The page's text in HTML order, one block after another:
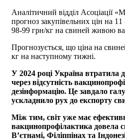
Аналітичний відділ Асоціації
прогноз закупівельних цін на
98-99 грн/кг на свиней живою
Прогнозується, що ціна на
кг на наступному тижні.
У 2024 році Україна втратила
через відсутність
дезінформацію. Це завдало
ускладнило рух до експорту
Між тим, світ уже має
вакцинопрофілактика довела
В’єтнамі, Філіппінах та